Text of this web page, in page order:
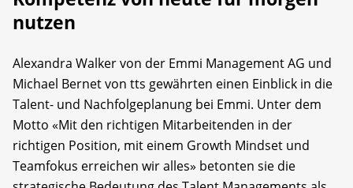
nutzen
Alexandra Walker von der Emmi Management AG und
Michael Bernet von tts gewährten einen Einblick in die
Talent- und Nachfolgeplanung bei Emmi. Unter dem
Motto «Mit den richtigen Mitarbeitenden in der
richtigen Position, mit einem Growth Mindset und
Teamfokus erreichen wir alles» betonten sie die